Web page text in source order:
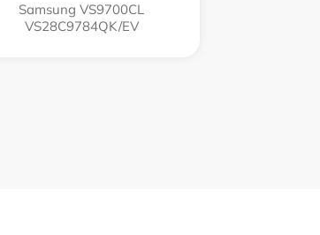
Samsung VS9700CL
VS28C9784QK/EV